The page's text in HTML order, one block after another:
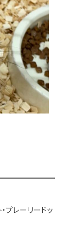
プレーリードッ